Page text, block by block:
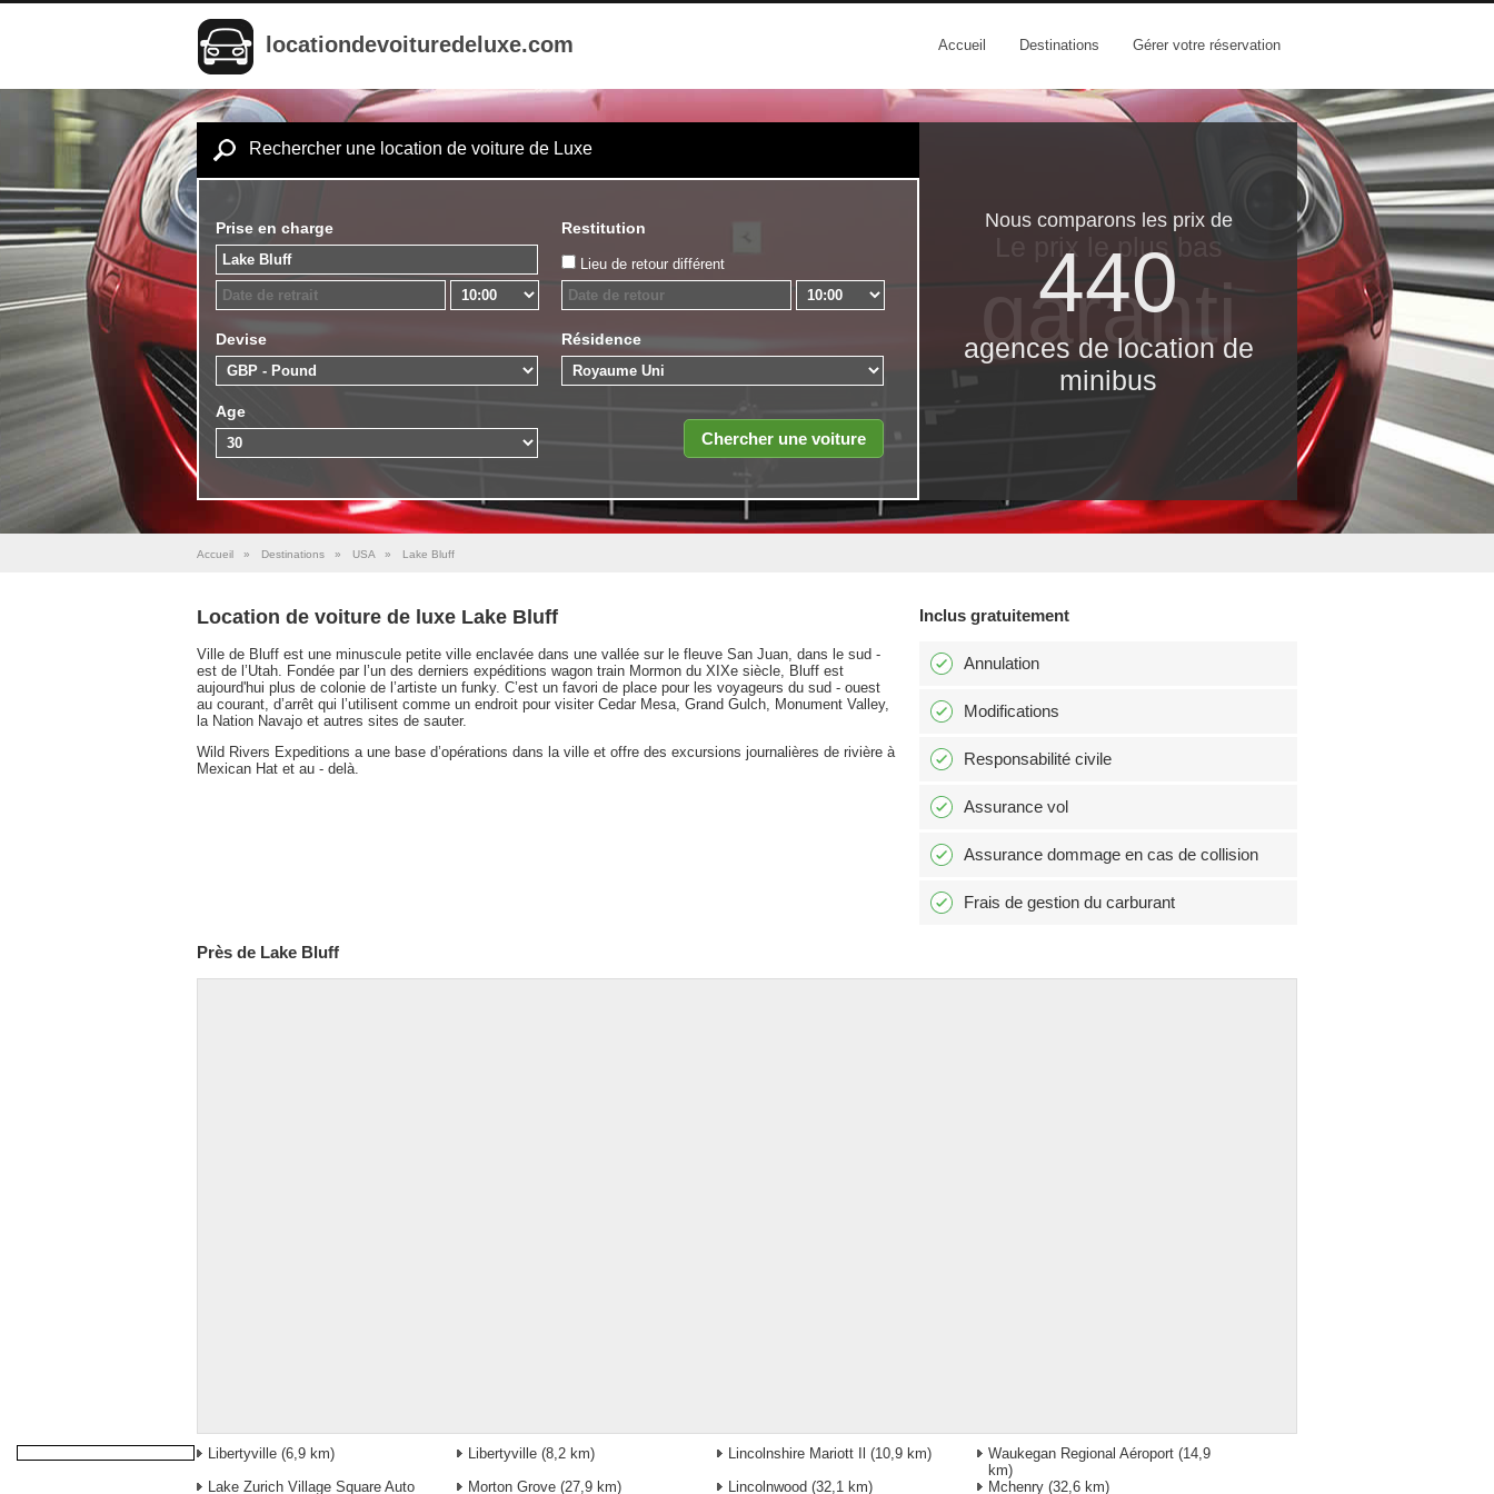
locationdevoituredeluxe.com Accueil Destinations Gérer votre réservation
Rechercher une location de voiture de Luxe
Prise en charge Restitution
Lieu de retour différent
Devise Résidence
Age
Nous comparons les prix de
440
agences de location de
minibus
Le prix le​ plus bas
garanti
Accueil » Destinations » USA » Lake Bluff
Location de voiture de luxe Lake Bluff
Ville de Bluff est une minuscule petite ville enclavée dans une vallée sur le fleuve San Juan, dans le sud -
est de l’Utah. Fondée par l’un des derniers expéditions wagon train Mormon du XIXe siècle, Bluff est
aujourd'hui plus de colonie de l’artiste un funky. C’est un favori de place pour les voyageurs du sud - ouest
au courant, d’arrêt qui l’utilisent comme un endroit pour visiter Cedar Mesa, Grand Gulch, Monument Valley,
la Nation Navajo et autres sites de sauter.
Wild Rivers Expeditions a une base d’opérations dans la ville et offre des excursions journalières de rivière à
Mexican Hat et au - delà.
Inclus gratuitement
Annulation
Modifications
Responsabilité civile
Assurance vol
Assurance dommage en cas de collision
Frais de gestion du carburant
Près de Lake Bluff
Libertyville (6,9 km) Libertyville (8,2 km) Lincolnshire Mariott Il (10,9 km) Waukegan Regional Aéroport (14,9
km)
Lake Zurich Village Square Auto
Morton Grove (27,9 km) Lincolnwood (32,1 km) Mchenry (32,6 km)